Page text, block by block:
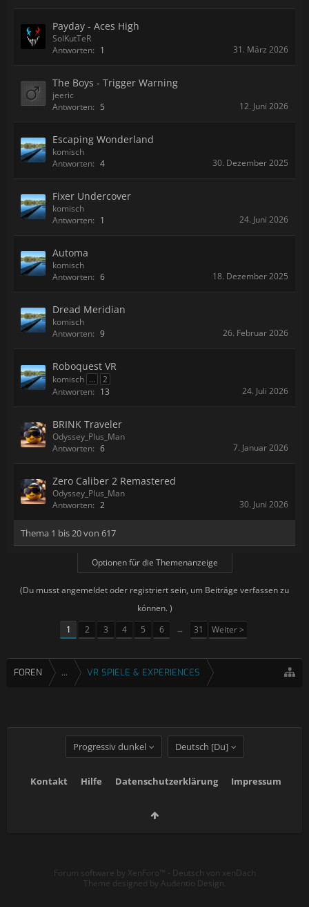
Payday - Aces High
SolKutTeR
Antworten: 1 31. März 2026
The Boys - Trigger Warning
jeeric
Antworten: 5 12. Juni 2026
Escaping Wonderland
komisch
Antworten: 4 30. Dezember 2025
Fixer Undercover
komisch
Antworten: 1 24. Juni 2026
Automa
komisch
Antworten: 6 18. Dezember 2025
Dread Meridian
komisch
Antworten: 9 26. Februar 2026
Roboquest VR
komisch ...
2
Antworten: 13 24. Juli 2026
BRINK Traveler
Odyssey_Plus_Man
Antworten: 6 7. Januar 2026
Zero Caliber 2 Remastered
Odyssey_Plus_Man
Antworten: 2 30. Juni 2026
Thema 1 bis 20 von 617
Optionen für die Themenanzeige
(Du musst angemeldet oder registriert sein, um Beiträge verfassen zu
können. )
1
2 3 4 5 6 → 31 Weiter >
FOREN ... VR SPIELE & EXPERIENCES
Progressiv dunkel Deutsch [Du]
Kontakt Hilfe Datenschutzerklärung Impressum
Forum software by XenForo™ - Deutsch von xenDach
Theme designed by Audentio Design.